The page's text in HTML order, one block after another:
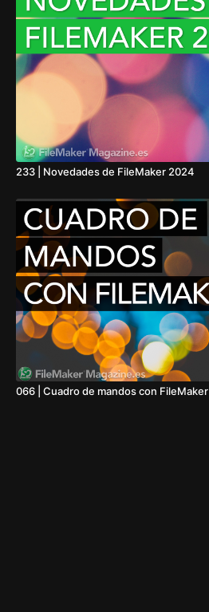
233 | Novedades de FileMaker 2024
066 | Cuadro de mandos con FileMaker